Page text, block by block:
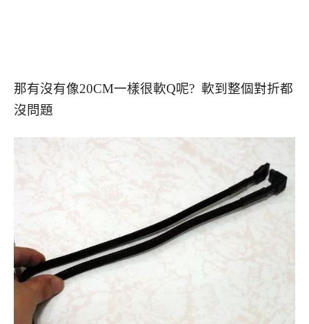
那有沒有像20CM一樣很軟Q呢? 軟到整個對折都
沒問題